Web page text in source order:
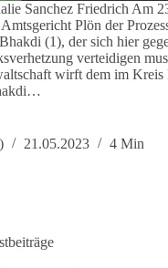
Sanchez Friedrich Am
Plön der
(1), der sich hier
verteidigen
wirft dem im Kreis
21.05.2023 4 Min